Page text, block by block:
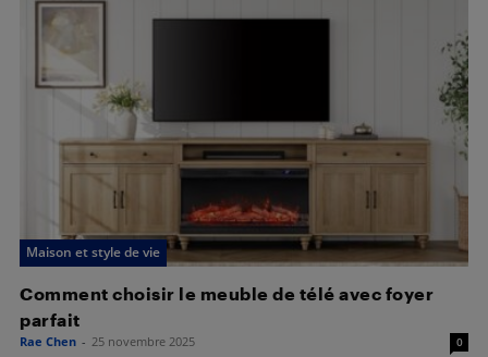
Maison et style de vie
Comment choisir le meuble de télé avec foyer
parfait
Rae Chen - 25 novembre 2025 0